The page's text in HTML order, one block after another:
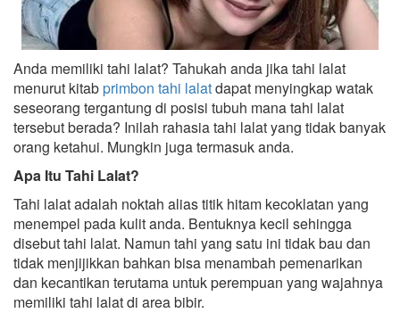
Anda memiliki tahi lalat? Tahukah anda jika tahi lalat
menurut kitabprimbon tahi lalatdapat menyingkap watak
seseorang tergantung di posisi tubuh mana tahi lalat
tersebut berada? Inilah rahasia tahi lalat yang tidak banyak
orang ketahui. Mungkin juga termasuk anda.
Apa Itu Tahi Lalat?
Tahi lalat adalah noktah alias titik hitam kecoklatan yang
menempel pada kulit anda. Bentuknya kecil sehingga
disebut tahi lalat. Namun tahi yang satu ini tidak bau dan
tidak menjijikkan bahkan bisa menambah pemenarikan
dan kecantikan terutama untuk perempuan yang wajahnya
memiliki tahi lalat di area bibir.